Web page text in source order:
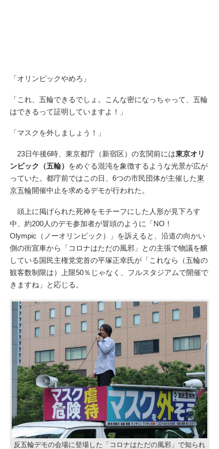
「オリンピックやめろ」
「これ、五輪できるでしょ。こんな密になっちゃって、五輪
はできるって証明していますよ！」
「マスクを外しましょう！」
23日午後6時、東京都庁（新宿区）の玄関前には東京オリ
ンピック（五輪）
をめぐる混沌を象徴するような光景が広が
っていた。都庁前ではこの日、6つの市民団体が主催した東
京五輪開催中止を求めるデモが行われた。
頭上に掲げられた死神をモチーフにした人形が見下ろす
中、約200人のデモ参加者が冒頭のように「NO！
Olympic（ノーオリンピック）」を訴えると、沿道の向かい
側の街宣車から「コロナはただの風邪」との主張で物議を醸
している国民主権党党首の平塚正幸氏が「これなら（五輪の
観客数制限は）上限50％じゃなく、フルスタジアムで開催で
きますね」と応じる。
反五輪デモの会場に登場した「コロナはただの風邪」で知られ